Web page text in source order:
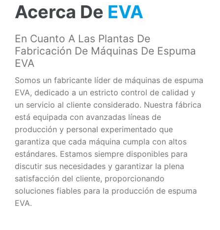
Acerca De
En Cuanto A Las Plantas De
Fabricación De Máquinas De Espuma
EVA
Somos un fabricante líder de máquinas de espuma
EVA, dedicado a un estricto control de calidad y
un servicio al cliente considerado. Nuestra fábrica
está equipada con avanzadas líneas de
producción y personal experimentado que
garantiza que cada máquina cumpla con altos
estándares. Estamos siempre disponibles para
discutir sus necesidades y garantizar la plena
satisfacción del cliente, proporcionando
soluciones fiables para la producción de espuma
EVA.